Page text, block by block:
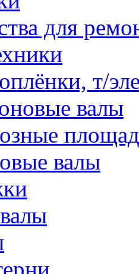
для
т/
валы
валы